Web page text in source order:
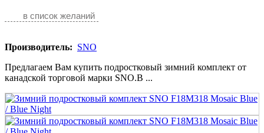
в список желаний
Производитель: SNO
Предлагаем Вам купить подростковый зимний комплект от
канадской торговой марки SNO.В ...